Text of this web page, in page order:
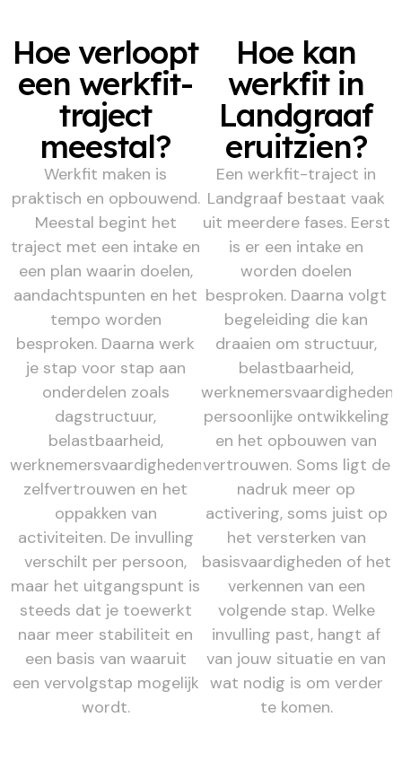
Hoe verloopt
een werkfit-
traject
meestal?
Werkfit maken is
praktisch en opbouwend.
Meestal begint het
traject met een intake en
een plan waarin doelen,
aandachtspunten en het
tempo worden
besproken. Daarna werk
je stap voor stap aan
onderdelen zoals
dagstructuur,
belastbaarheid,
werknemersvaardigheden,
zelfvertrouwen en het
oppakken van
activiteiten. De invulling
verschilt per persoon,
maar het uitgangspunt is
steeds dat je toewerkt
naar meer stabiliteit en
een basis van waaruit
een vervolgstap mogelijk
wordt.
Hoe kan
werkfit in
Landgraaf
eruitzien?
Een werkfit-traject in
Landgraaf bestaat vaak
uit meerdere fases. Eerst
is er een intake en
worden doelen
besproken. Daarna volgt
begeleiding die kan
draaien om structuur,
belastbaarheid,
werknemersvaardigheden,
persoonlijke ontwikkeling
en het opbouwen van
vertrouwen. Soms ligt de
nadruk meer op
activering, soms juist op
het versterken van
basisvaardigheden of het
verkennen van een
volgende stap. Welke
invulling past, hangt af
van jouw situatie en van
wat nodig is om verder
te komen.